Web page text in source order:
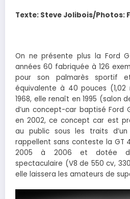
Texte: Steve Jolibois/Photos:
On ne présente plus la Ford
années 60 fabriquée à 126
pour son palmarès sportif
équivalente à 40 pouces (1,02
1968, elle renaît en 1995 (salon
d’un concept-car baptisé Ford
en 2002, ce concept car est
au public sous les traits
rappellent sans conteste la GT
2005 à 2006 et dotée
spectaculaire (V8 de 550 cv,
elle laissera les amateurs de